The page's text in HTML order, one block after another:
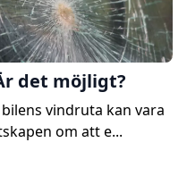
det möjligt?
vindruta kan vara
om att e...